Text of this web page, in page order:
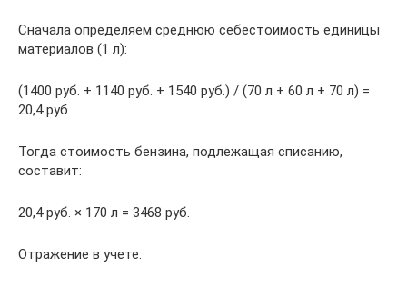
Сначала определяем среднюю себестоимость единицы
материалов (1 л):
(1400 руб. + 1140 руб. + 1540 руб.) / (70 л + 60 л + 70 л) =
20,4 руб.
Тогда стоимость бензина, подлежащая списанию,
составит:
20,4 руб. × 170 л = 3468 руб.
Отражение в учете: